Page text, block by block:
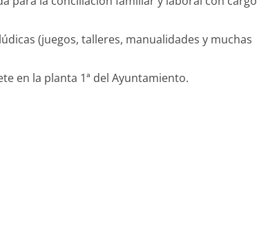
(juegos, talleres, manualidades y muchas
en la planta 1ª del Ayuntamiento.